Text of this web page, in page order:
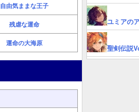
自由気ままな王子
残虐な運命
運命の大海原
ユミアの
聖剣伝説